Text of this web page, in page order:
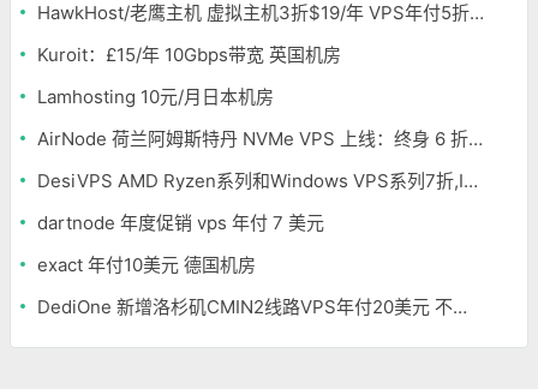
HawkHost/老鹰主机 虚拟主机3折$19/年 VPS年付5折$25/年
Kuroit：£15/年 10Gbps带宽 英国机房
Lamhosting 10元/月日本机房
AirNode 荷兰阿姆斯特丹 NVMe VPS 上线：终身 6 折，€1.99/月起，2.5Tbit/s DDoS 防护
DesiVPS AMD Ryzen系列和Windows VPS系列7折,Intel系列年付11.6美元
dartnode 年度促销 vps 年付 7 美元
exact 年付10美元 德国机房
DediOne 新增洛杉矶CMIN2线路VPS年付20美元 不限流量